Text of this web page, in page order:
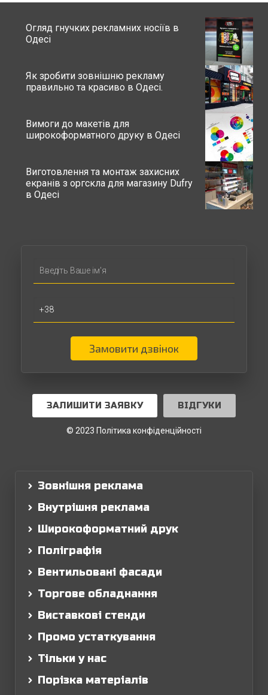
Огляд гнучких рекламних носіїв в
Одесі
Як зробити зовнішню рекламу
правильно та красиво в Одесі.
Вимоги до макетів для
широкоформатного друку в Одесі
Виготовлення та монтаж захисних
екранів з оргскла для магазину Dufry
в Одесі
Замовити дзвінок
ЗАЛИШИТИ ЗАЯВКУ ВІДГУКИ
© 2023 Політика конфіденційності
Зовнішня реклама
Внутрішня реклама
Широкоформатний друк
Поліграфія
Вентильовані фасади
Торгове обладнання
Виставкові стенди
Промо устаткування
Тільки у нас
Порізка матеріалів